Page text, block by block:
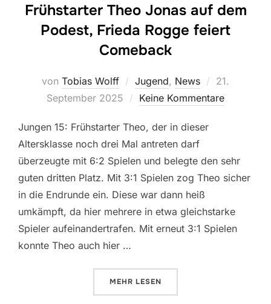
Frühstarter Theo Jonas auf dem
Podest, Frieda Rogge feiert
Comeback
von Tobias Wolff Jugend, News
am
21.
September 2025
Keine Kommentare
Jungen 15: Frühstarter Theo, der in dieser
Altersklasse noch drei Mal antreten darf
überzeugte mit 6:2 Spielen und belegte den sehr
guten dritten Platz. Mit 3:1 Spielen zog Theo sicher
in die Endrunde ein. Diese war dann heiß
umkämpft, da hier mehrere in etwa gleichstarke
Spieler aufeinandertrafen. Mit erneut 3:1 Spielen
konnte Theo auch hier …
MEHR ÜBER „LANDESRANGLISTEN
LESEN